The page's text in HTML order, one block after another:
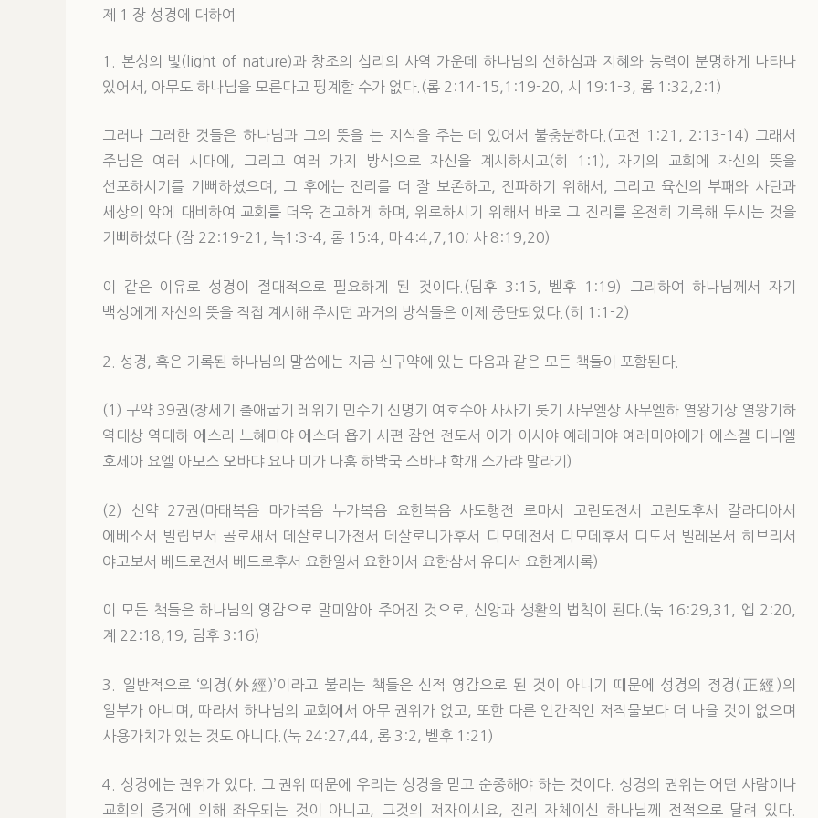
제 1 장 성경에 대하여
1. 본성의 빛(light of nature)과 창조의 섭리의 사역 가운데 하나님의 선하심과 지혜와 능력이 분명하게 나타나
있어서, 아무도 하나님을 모른다고 핑계할 수가 없다.(롬 2:14-15,1:19-20, 시 19:1-3, 롬 1:32,2:1)
그러나 그러한 것들은 하나님과 그의 뜻을 는 지식을 주는 데 있어서 불충분하다.(고전 1:21, 2:13-14) 그래서
주님은 여러 시대에, 그리고 여러 가지 방식으로 자신을 계시하시고(히 1:1), 자기의 교회에 자신의 뜻을
선포하시기를 기뻐하셨으며, 그 후에는 진리를 더 잘 보존하고, 전파하기 위해서, 그리고 육신의 부패와 사탄과
세상의 악에 대비하여 교회를 더욱 견고하게 하며, 위로하시기 위해서 바로 그 진리를 온전히 기록해 두시는 것을
기뻐하셨다.(잠 22:19-21, 눅1:3-4, 롬 15:4, 마 4:4,7,10; 사 8:19,20)
이 같은 이유로 성경이 절대적으로 필요하게 된 것이다.(딤후 3:15, 벧후 1:19) 그리하여 하나님께서 자기
백성에게 자신의 뜻을 직접 계시해 주시던 과거의 방식들은 이제 중단되었다.(히 1:1-2)
2. 성경, 혹은 기록된 하나님의 말씀에는 지금 신구약에 있는 다음과 같은 모든 책들이 포함된다.
(1) 구약 39권(창세기 출애굽기 레위기 민수기 신명기 여호수아 사사기 룻기 사무엘상 사무엘하 열왕기상 열왕기하
역대상 역대하 에스라 느혜미야 에스더 욥기 시편 잠언 전도서 아가 이사야 예레미야 예레미야애가 에스겔 다니엘
호세아 요엘 아모스 오바댜 요나 미가 나훔 하박국 스바냐 학개 스가랴 말라기)
(2) 신약 27권(마태복음 마가복음 누가복음 요한복음 사도행전 로마서 고린도전서 고린도후서 갈라디아서
에베소서 빌립보서 골로새서 데살로니가전서 데살로니가후서 디모데전서 디모데후서 디도서 빌레몬서 히브리서
야고보서 베드로전서 베드로후서 요한일서 요한이서 요한삼서 유다서 요한계시록)
이 모든 책들은 하나님의 영감으로 말미암아 주어진 것으로, 신앙과 생활의 법칙이 된다.(눅 16:29,31, 엡 2:20,
계 22:18,19, 딤후 3:16)
3. 일반적으로 ‘외경(外經)’이라고 불리는 책들은 신적 영감으로 된 것이 아니기 때문에 성경의 정경(正經)의
일부가 아니며, 따라서 하나님의 교회에서 아무 권위가 없고, 또한 다른 인간적인 저작물보다 더 나을 것이 없으며
사용가치가 있는 것도 아니다.(눅 24:27,44, 롬 3:2, 벧후 1:21)
4. 성경에는 권위가 있다. 그 권위 때문에 우리는 성경을 믿고 순종해야 하는 것이다. 성경의 권위는 어떤 사람이나
교회의 증거에 의해 좌우되는 것이 아니고, 그것의 저자이시요, 진리 자체이신 하나님께 전적으로 달려 있다.